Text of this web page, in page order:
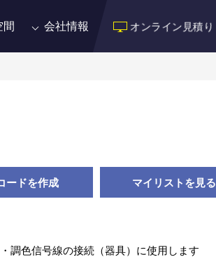
間 会社情報 オンライン見積り
ードを作成 マイリストを見る
調色信号線の接続（器具）に使用します